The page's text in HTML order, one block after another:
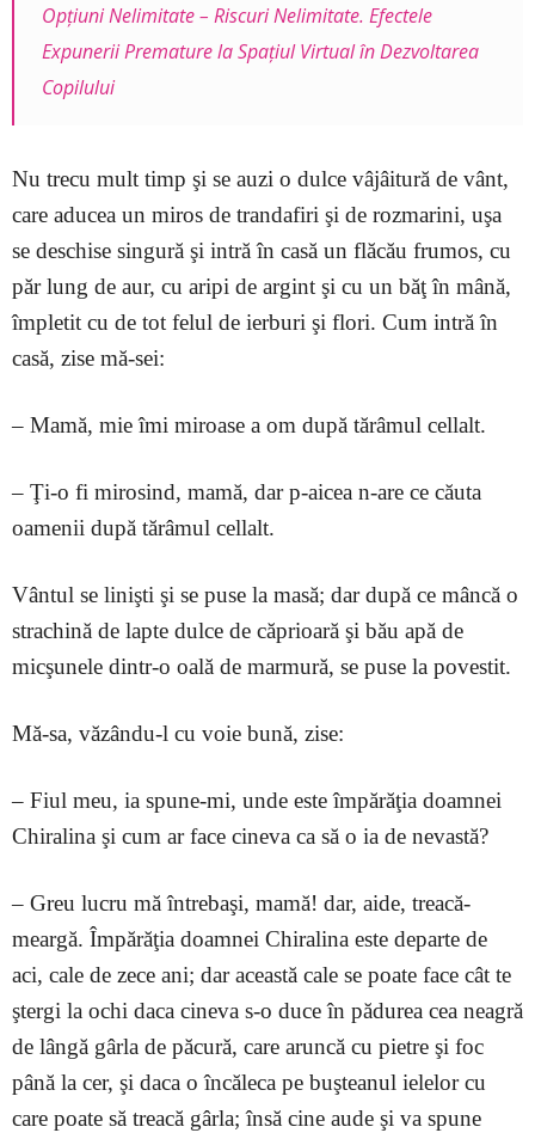
Opțiuni Nelimitate – Riscuri Nelimitate. Efectele
Expunerii Premature la Spațiul Virtual în Dezvoltarea
Copilului
Nu trecu mult timp şi se auzi o dulce vâjâitură de vânt,
care aducea un miros de trandafiri şi de rozmarini, uşa
se deschise singură şi intră în casă un flăcău frumos, cu
păr lung de aur, cu aripi de argint şi cu un băţ în mână,
împletit cu de tot felul de ierburi şi flori. Cum intră în
casă, zise mă-sei:
– Mamă, mie îmi miroase a om după tărâmul cellalt.
– Ţi-o fi mirosind, mamă, dar p-aicea n-are ce căuta
oamenii după tărâmul cellalt.
Vântul se linişti şi se puse la masă; dar după ce mâncă o
strachină de lapte dulce de căprioară şi bău apă de
micşunele dintr-o oală de marmură, se puse la povestit.
Mă-sa, văzându-l cu voie bună, zise:
– Fiul meu, ia spune-mi, unde este împărăţia doamnei
Chiralina şi cum ar face cineva ca să o ia de nevastă?
– Greu lucru mă întrebaşi, mamă! dar, aide, treacă-
meargă. Împărăţia doamnei Chiralina este departe de
aci, cale de zece ani; dar această cale se poate face cât te
ştergi la ochi daca cineva s-o duce în pădurea cea neagră
de lângă gârla de păcură, care aruncă cu pietre şi foc
până la cer, şi daca o încăleca pe buşteanul ielelor cu
care poate să treacă gârla; însă cine aude şi va spune